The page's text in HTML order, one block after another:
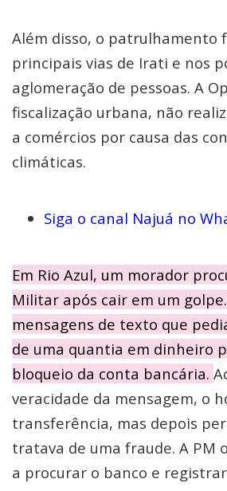
Além disso, o patrulhamento
principais vias de Irati e nos
aglomeração de pessoas. A
fiscalização urbana, não
a comércios por causa das
climáticas.
Siga o canal Najuá no
Em Rio Azul, um morador
Militar após cair em um
mensagens de texto que
de uma quantia em dinheiro
bloqueio da conta bancária.
veracidade da mensagem, o
transferência, mas depois
tratava de uma fraude. A PM
a procurar o banco e